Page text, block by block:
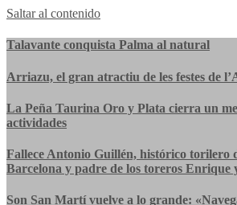
Saltar al contenido
Talavante conquista Palma al natural
Arriazu, el gran atractiu de les festes de
La Peña Taurina Oro y Plata cierra un
actividades
Fallece Antonio Guillén, histórico torilero
Barcelona y padre de los toreros Enrique
Son San Martí vuelve a lo grande: